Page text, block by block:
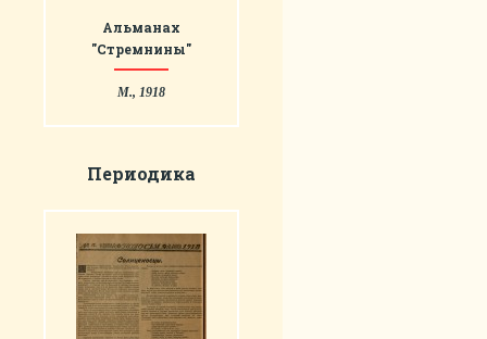
Альманах
"Стремнины"
М., 1918
Периодика